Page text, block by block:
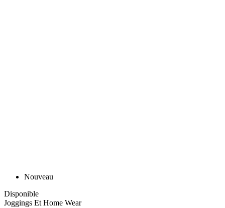
Nouveau
Disponible
Joggings Et Home Wear